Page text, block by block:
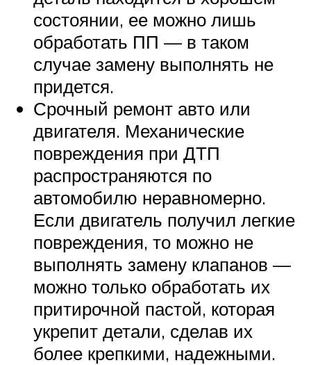
состоянии, ее можно лишь
обработать ПП — в таком
случае замену выполнять не
придется.
Срочный ремонт авто или
двигателя. Механические
повреждения при ДТП
распространяются по
автомобилю неравномерно.
Если двигатель получил легкие
повреждения, то можно не
выполнять замену клапанов —
можно только обработать их
притирочной пастой, которая
укрепит детали, сделав их
более крепкими, надежными.